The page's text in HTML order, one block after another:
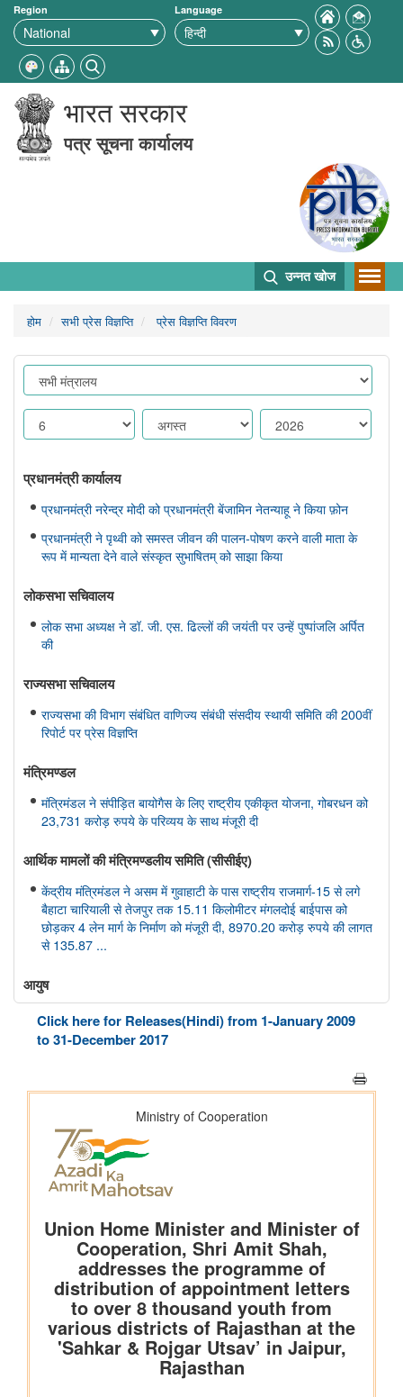
Region Language
भारत सरकार
पत्र सूचना कार्यालय
उन्नत खोज
होम सभी प्रेस विज्ञप्ति प्रेस विज्ञप्ति विवरण
प्रधानमंत्री कार्यालय
प्रधानमंत्री नरेन्द्र मोदी को प्रधानमंत्री बेंजामिन नेतन्याहू ने किया फ़ोन
प्रधानमंत्री ने पृथ्वी को समस्त जीवन की पालन-पोषण करने वाली माता के
रूप में मान्यता देने वाले संस्कृत सुभाषितम् को साझा किया
लोकसभा सचिवालय
लोक सभा अध्यक्ष ने डॉ. जी. एस. ढिल्लों की जयंती पर उन्हें पुष्पांजलि अर्पित
की
राज्यसभा सचिवालय
राज्यसभा की विभाग संबंधित वाणिज्य संबंधी संसदीय स्थायी समिति की 200वीं
रिपोर्ट पर प्रेस विज्ञप्ति
मंत्रिमण्‍डल
मंत्रिमंडल ने संपीड़ित बायोगैस के लिए राष्ट्रीय एकीकृत योजना, गोबरधन को
23,731 करोड़ रुपये के परिव्यय के साथ मंजूरी दी
आर्थिक मामलों की मंत्रिमण्‍डलीय समिति (सीसीईए)
केंद्रीय मंत्रिमंडल ने असम में गुवाहाटी के पास राष्ट्रीय राजमार्ग-15 से लगे
बैहाटा चारियाली से तेजपुर तक 15.11 किलोमीटर मंगलदोई बाईपास को
छोड़कर 4 लेन मार्ग के निर्माण को मंजूरी दी, 8970.20 करोड़ रुपये की लागत
से 135.87 ...
आयुष
केंद्रीय आयुष मंत्री श्री प्रतापराव जाधव ने सीसीआरएएस की 27वीं शासी
निकाय बैठक की अध्यक्षता की
अन्वेषण रोडमैप की प्रमुख उपलब्धियों की जानकारी दी
संसद प्रश्न: वैश्विक प्रक्षेपण बाजार में भारत की स्थिति
संसद प्रश्न: अंतरिक्ष प्रौद्योगिकी का विकास
कोयला मंत्रालय
विद्युत क्षेत्र के लिए कोयले की आपूर्ति की स्थिति पर्याप्त बनी हुई है; जुलाई
2026 में उत्पादन और ढुलाई में मजबूत वृद्धि दर्ज की गई है
भुवनेश्वरी ओसीपी: नवाचार से उत्पादन को शक्ति और स्थिरता से विकास को
आकार
कोयला मंत्रालय की सलाहकार समिति ने वाणिज्यिक कोयला खनन सुधारों और
Click here for Releases(Hindi) from 1-January 2009
to 31-December 2017